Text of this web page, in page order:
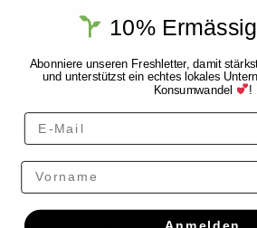
Sandqvist
Sandqvist Icon
10%
Abonniere unseren Freshletter, damit
und unterstützst ein echtes lokales
Konsumwandel !
Vorname